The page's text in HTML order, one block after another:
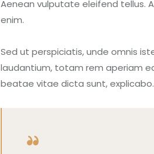
Aenean vulputate eleifend tellus.
enim.
Sed ut perspiciatis, unde omnis
laudantium, totam rem aperiam
beatae vitae dicta sunt, explicabo.